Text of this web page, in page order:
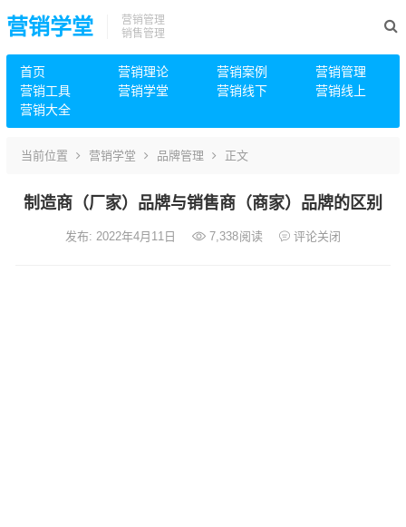
营销学堂
营销管理
销售管理
首页 营销理论 营销案例
营销管理
营销工具
营销学堂 营销线下
营销线上
营销大全
当前位置 营销学堂 品牌管理 正文
制造商（厂家）品牌与销售商（商家）品牌的区别
发布: 2022年4月11日 7,338阅读 评论关闭